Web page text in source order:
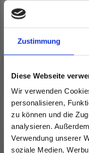
Zustimmung
Diese Webseite
Wir verwenden
personalisieren,
zu können und die
analysieren.
Verwendung unserer
soziale Medien,